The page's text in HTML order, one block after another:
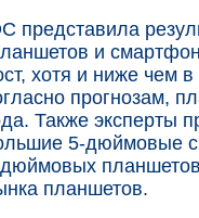
представила
и
хотя и ниже чем
прогнозам,
Также эксперты
5-дюймовые
планшетов.